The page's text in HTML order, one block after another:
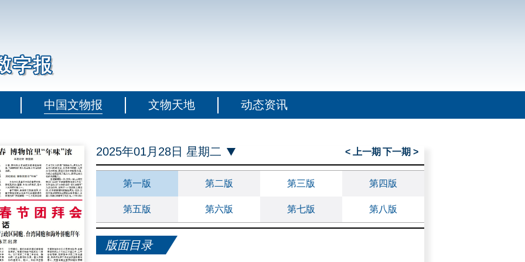
中国文物报 文物天地 动态资讯
2025年01月28日 星期二 < 上一期 下一期 >
第一版 第二版 第三版 第四版
第五版 第六版 第七版 第八版
版面目录